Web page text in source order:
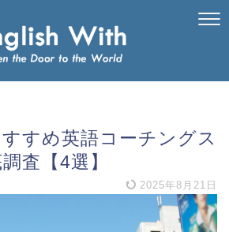
すめ英語コーチングス
査【4選】
2025年8月21日